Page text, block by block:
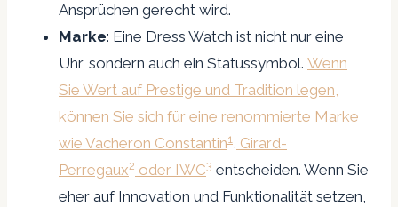
Ansprüchen gerecht wird.
Marke: Eine Dress Watch ist nicht nur eine
Uhr, sondern auch ein Statussymbol. Wenn
Sie Wert auf Prestige und Tradition legen,
können Sie sich für eine renommierte Marke
wie Vacheron Constantin1 , Girard-
Perregaux2 oder IWC3 entscheiden. Wenn Sie
eher auf Innovation und Funktionalität setzen,